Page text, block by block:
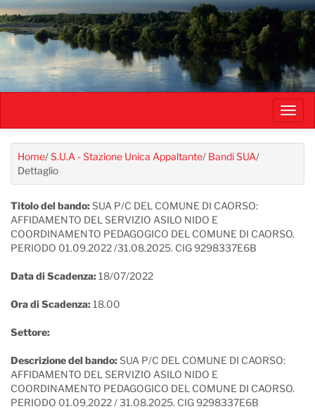
Salta
al
contenuto
principale
Home/S.U.A - Stazione Unica Appaltante/ Bandi SUA/
Dettaglio
Titolo del bando:SUA P/C DEL COMUNE DI CAORSO:
AFFIDAMENTO DEL SERVIZIO ASILO NIDO E
COORDINAMENTO PEDAGOGICO DEL COMUNE DI CAORSO.
PERIODO 01.09.2022 /31.08.2025. CIG 9298337E6B
Data di Scadenza:18/07/2022
Ora di Scadenza:18.00
Settore:
Descrizione del bando:SUA P/C DEL COMUNE DI CAORSO:
AFFIDAMENTO DEL SERVIZIO ASILO NIDO E
COORDINAMENTO PEDAGOGICO DEL COMUNE DI CAORSO.
PERIODO 01.09.2022 / 31.08.2025. CIG 9298337E6B